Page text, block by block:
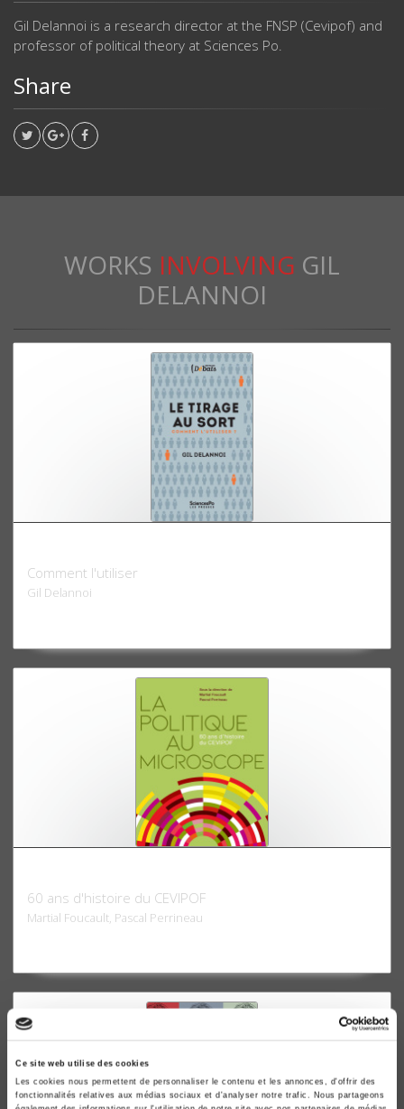
Ce site web utilise des cookies
Les cookies nous permettent de personnaliser le contenu et les annonces, d'offrir des
fonctionnalités relatives aux médias sociaux et d'analyser notre trafic. Nous partageons
Gil Delannoi is a research director at the FNSP (Cevipof) and
professor of political theory at Sciences Po.
Share
WORKS INVOLVING GIL
DELANNOI
Comment l'utiliser
Gil Delannoi
60 ans d'histoire du CEVIPOF
Martial Foucault, Pascal Perrineau